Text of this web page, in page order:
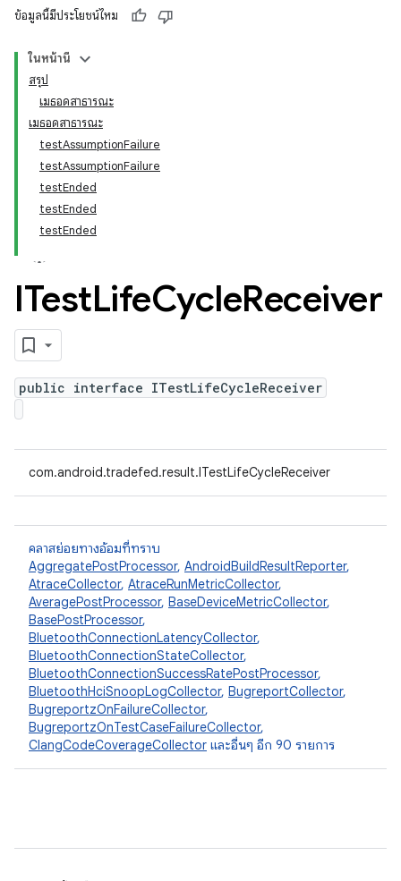
ข้อมูลนี้มีประโยชน์ไหม
ในหน้านี้
สรุป
เมธอดสาธารณะ
เมธอดสาธารณะ
testAssumptionFailure
testAssumptionFailure
testEnded
testEnded
testEnded
ITestLifeCycleReceiver
public interface ITestLifeCycleReceiver
com.android.tradefed.result.ITestLifeCycleReceiver
คลาสย่อยทางอ้อมที่ทราบ
AggregatePostProcessor, AndroidBuildResultReporter,
AtraceCollector, AtraceRunMetricCollector,
AveragePostProcessor, BaseDeviceMetricCollector,
BasePostProcessor,
BluetoothConnectionLatencyCollector,
BluetoothConnectionStateCollector,
BluetoothConnectionSuccessRatePostProcessor,
BluetoothHciSnoopLogCollector, BugreportCollector,
BugreportzOnFailureCollector,
BugreportzOnTestCaseFailureCollector,
ClangCodeCoverageCollector และอื่นๆ อีก 90 รายการ